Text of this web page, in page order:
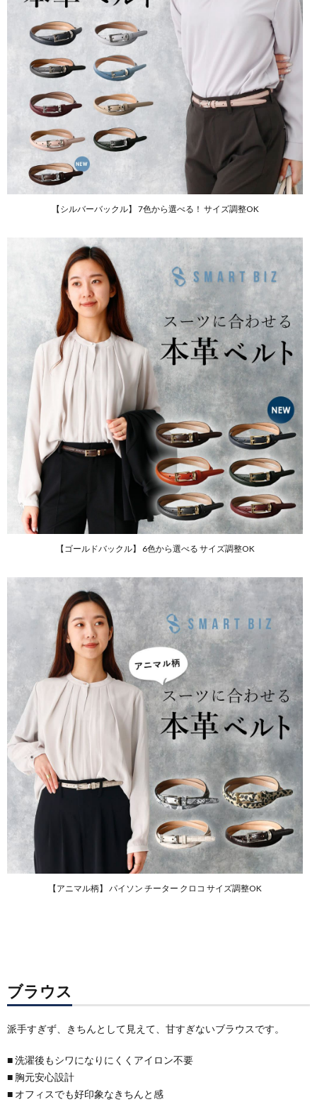
【シルバーバックル】 7色から選べる！ サイズ調整OK
【ゴールドバックル】 6色から選べる サイズ調整OK
【アニマル柄】 パイソン チーター クロコ サイズ調整OK
ブラウス
派手すぎず、きちんとして見えて、甘すぎないブラウスです。
■ 洗濯後もシワになりにくくアイロン不要
■ 胸元安心設計
■ オフィスでも好印象なきちんと感